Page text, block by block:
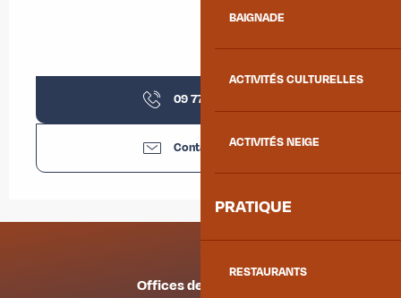
BAIGNADE
ACTIVITÉS CULTURELLES
ACTIVITÉS NEIGE
PRATIQUE
RESTAURANTS
09 77 56 92
Contactez-nous
Offices de tourisme